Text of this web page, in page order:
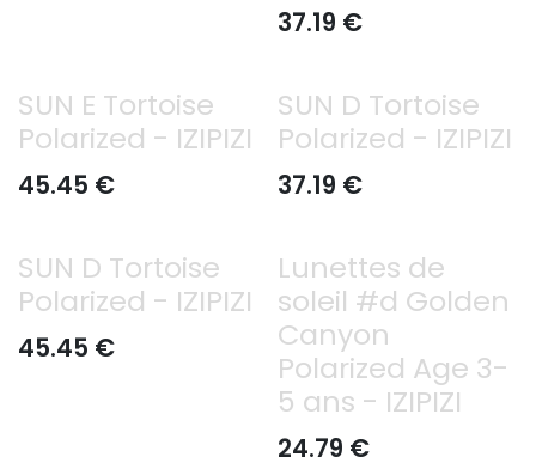
37.19 €
SUN E Tortoise
Polarized - IZIPIZI
45.45 €
SUN D Tortoise
Polarized - IZIPIZI
37.19 €
SUN D Tortoise
Polarized - IZIPIZI
45.45 €
Lunettes de
soleil #d Golden
Canyon
Polarized Age 3-
5 ans - IZIPIZI
24.79 €